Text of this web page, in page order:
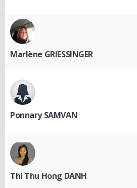
Marlène GRIESSINGER
Ponnary SAMVAN
Thi Thu Hong DANH